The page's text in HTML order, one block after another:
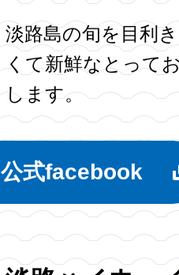
淡路島の旬を目利
くて新鮮なとって
します。
公式facebook